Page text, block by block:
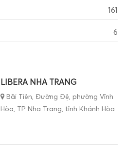
161
6
LIBERA NHA TRANG
Bãi Tiên, Đường Đệ, phường Vĩnh
Hòa, TP Nha Trang, tỉnh Khánh Hòa